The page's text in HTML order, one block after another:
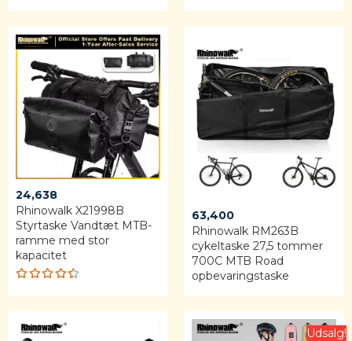
Rated
4.60
24,638
Rhinowalk X21998B
Styrtaske Vandtæt MTB-
ramme med stor
kapacitet
Rated
4.42
out of 5
63,400
Rhinowalk RM263B
cykeltaske 27,5 tommer
700C MTB Road
opbevaringstaske
Udsalg!